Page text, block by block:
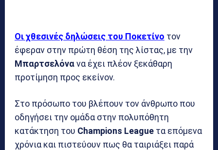
Οι χθεσινές δηλώσεις του Ποκετίνο τον
έφεραν στην πρώτη θέση της λίστας, με την
Μπαρτσελόνανα έχει πλέον ξεκάθαρη
προτίμηση προς εκείνον.
Στο πρόσωπο του βλέπουν τον άνθρωπο που
οδηγήσει την ομάδα στην πολυπόθητη
κατάκτηση του Champions League τα επόμενα
χρόνια και πιστεύουν πως θα ταιριάξει παρά